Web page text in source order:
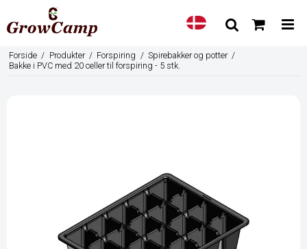
Forside / Produkter / Forspiring / Spirebakker og potter /
Bakke i PVC med 20 celler til forspiring - 5 stk.